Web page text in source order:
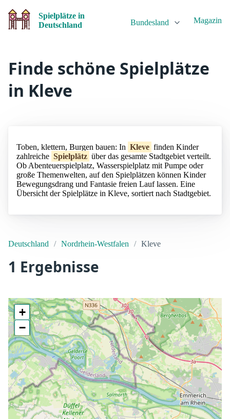
Spielplätze in
Deutschland
Bundesland Magazin
Finde schöne Spielplätze
in Kleve
Toben, klettern, Burgen bauen: In Kleve finden Kinder
zahlreiche Spielplätz über das gesamte Stadtgebiet verteilt.
Ob Abenteuerspielplatz, Wasserspielplatz mit Pumpe oder
große Themenwelten, auf den Spielplätzen können Kinder
Bewegungsdrang und Fantasie freien Lauf lassen. Eine
Übersicht der Spielplätze in Kleve, sortiert nach Stadtgebiet.
Deutschland Nordrhein-Westfalen Kleve
1 Ergebnisse
+
−